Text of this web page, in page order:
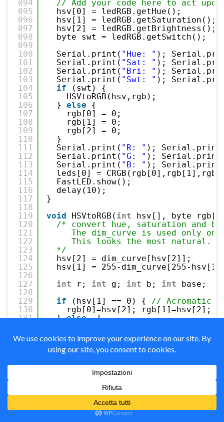
094
095
096
097
098
099
100
101
102
103
104
105
106
107
108
109
110
111
112
113
114
115
116
117
118
119
120
121
122
123
124
125
126
127
128
129
130
131
133
134
140
142
// Add your code here to act upon
hsv[0] = ledRGB.getHue();
hsv[1] = ledRGB.getSaturation();
hsv[2] = ledRGB.getBrightness();
byte swt = ledRGB.getSwitch();
Serial.print( "Hue: " );
Serial.print( "Sat: " );
Serial.print( "Bri: " );
Serial.print( "Swt: " );
if
(swt) {
HSVtoRGB(hsv,rgb);
} else
{
rgb[0] = 0;
rgb[1] = 0;
rgb[2] = 0;
}
Serial.print( "R: " );
Serial.print( "G: " );
Serial.print( "B: " );
leds[0] =
FastLED.show();
delay(10);
}
void
HSVtoRGB( int
hsv[], byte
/* convert hue, saturation and
The dim_curve is used only
This looks the most
*/
hsv[2] = dim_curve[hsv[2]];
hsv[1] = 255-dim_curve[255-
int
r; int g; int b; int
base;
if
(hsv[1] == 0) { // Acromatic
rgb[0]=hsv[2]; rgb[1]=hsv[2];
} else
{
switch(hsv[0]/60) {
case 0:
g = (((hsv[2]-
b = base;
1:
r = (((hsv[2]-base)*(60-